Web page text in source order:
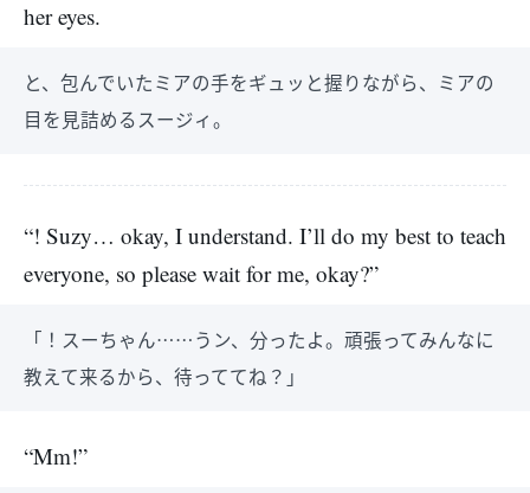
her eyes.
と、包んでいたミアの手をギュッと握りながら、ミアの
目を見詰めるスージィ。
“! Suzy… okay, I understand. I’ll do my best to teach
everyone, so please wait for me, okay?”
「！スーちゃん……うン、分ったよ。頑張ってみんなに
教えて来るから、待っててね？」
“Mm!”